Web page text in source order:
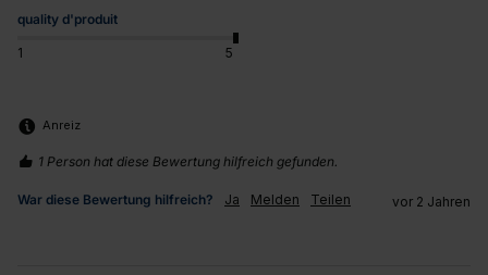
quality d'produit
1 5
Anreiz
1 Person hat diese Bewertung hilfreich gefunden.
War diese Bewertung hilfreich? Ja Melden Teilen vor 2 Jahren